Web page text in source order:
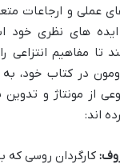
عملی و ارجاعات
ایده های نظری خود
تا مفاهیم انتزاعی
در کتاب خود، به
از مونتاژ و تدوین
اند:
کارگردان روسی